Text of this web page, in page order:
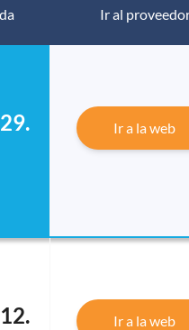
Ir al
Ir a la web
Ir a la web